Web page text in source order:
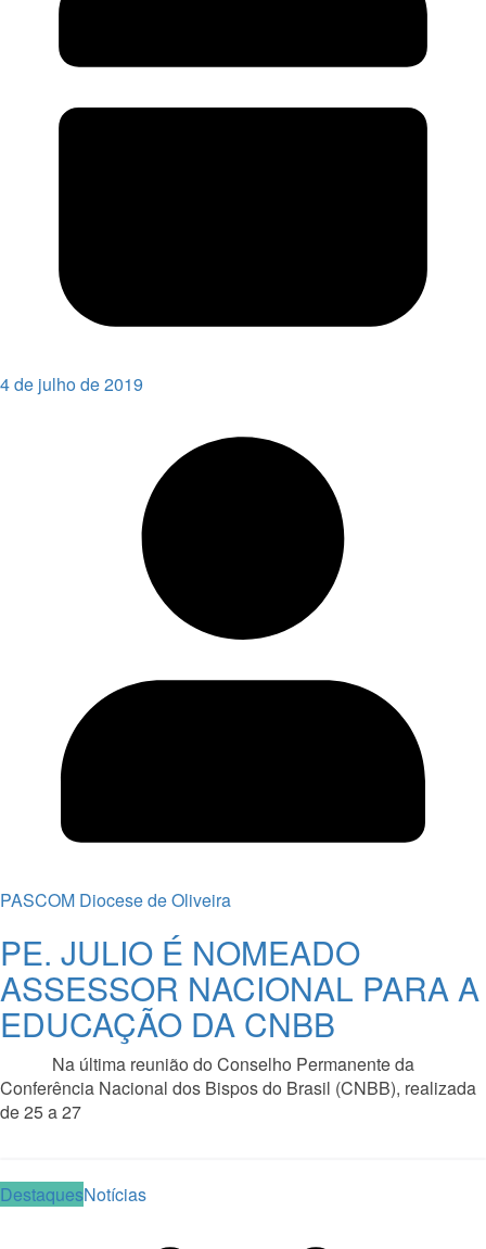
4 de julho de 2019
PASCOM Diocese de Oliveira
PE. JULIO É NOMEADO
ASSESSOR NACIONAL PARA A
EDUCAÇÃO DA CNBB
Na última reunião do Conselho Permanente da
Conferência Nacional dos Bispos do Brasil (CNBB), realizada
de 25 a 27
DestaquesNotícias